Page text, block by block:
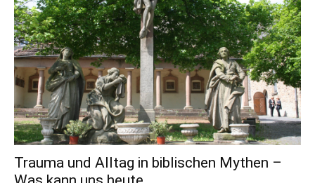
Trauma und Alltag in biblischen Mythen –